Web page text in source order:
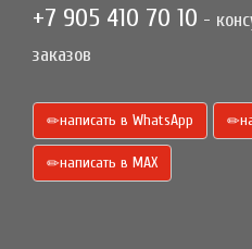
+7 905 410 70 10 -
заказов
написать в WhatsApp
написать в МАХ